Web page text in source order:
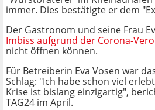
immer. Dies bestätigte er dem
Der Gastronom und seine Frau
Imbiss aufgrund der Corona-
nicht öffnen können.
Für Betreiberin Eva Vosen war
Schlag: "Ich habe schon viel
Krise ist bislang einzigartig",
TAG24 im April.